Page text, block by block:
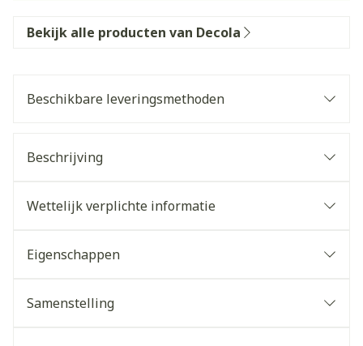
Bekijk alle producten van Decola
Beschikbare leveringsmethoden
Beschrijving
Wettelijk verplichte informatie
Eigenschappen
Samenstelling